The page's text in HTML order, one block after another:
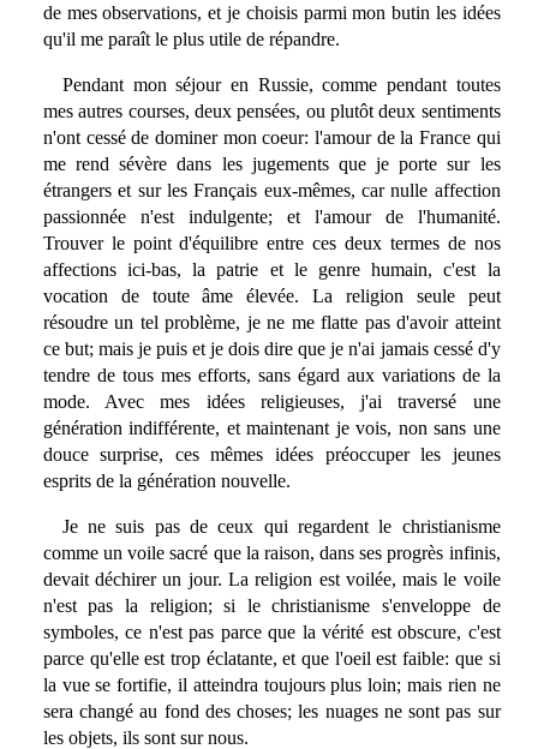
de mes observations, et je choisis parmi mon butin les idées
qu'il me paraît le plus utile de répandre.
Pendant mon séjour en Russie, comme pendant toutes
mes autres courses, deux pensées, ou plutôt deux sentiments
n'ont cessé de dominer mon coeur: l'amour de la France qui
me rend sévère dans les jugements que je porte sur les
étrangers et sur les Français eux-mêmes, car nulle affection
passionnée n'est indulgente; et l'amour de l'humanité.
Trouver le point d'équilibre entre ces deux termes de nos
affections ici-bas, la patrie et le genre humain, c'est la
vocation de toute âme élevée. La religion seule peut
résoudre un tel problème, je ne me flatte pas d'avoir atteint
ce but; mais je puis et je dois dire que je n'ai jamais cessé d'y
tendre de tous mes efforts, sans égard aux variations de la
mode. Avec mes idées religieuses, j'ai traversé une
génération indifférente, et maintenant je vois, non sans une
douce surprise, ces mêmes idées préoccuper les jeunes
esprits de la génération nouvelle.
Je ne suis pas de ceux qui regardent le christianisme
comme un voile sacré que la raison, dans ses progrès infinis,
devait déchirer un jour. La religion est voilée, mais le voile
n'est pas la religion; si le christianisme s'enveloppe de
symboles, ce n'est pas parce que la vérité est obscure, c'est
parce qu'elle est trop éclatante, et que l'oeil est faible: que si
la vue se fortifie, il atteindra toujours plus loin; mais rien ne
sera changé au fond des choses; les nuages ne sont pas sur
les objets, ils sont sur nous.